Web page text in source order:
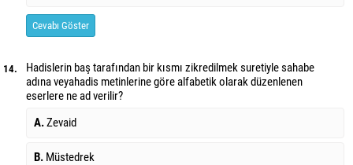
Cevabı Göster
14.
Hadislerin baş tarafından bir kısmı zikredilmek suretiyle sahabe
adına veyahadis metinlerine göre alfabetik olarak düzenlenen
eserlere ne ad verilir?
A.Zevaid
B. Müstedrek